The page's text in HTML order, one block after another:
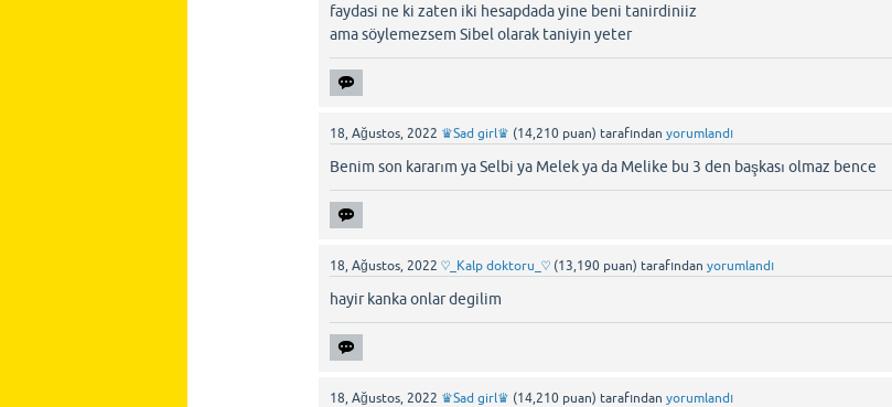
faydasi ne ki zaten iki hesapdada yine beni tanirdiniiz
ama söylemezsem Sibel olarak taniyin yeter
18, Ağustos, 2022 ♛Sad girl♛ (14,210 puan) tarafından yorumlandı
Benim son kararım ya Selbi ya Melek ya da Melike bu 3 den başkası olmaz bence
18, Ağustos, 2022 ♡_Kalp doktoru_♡ (13,190 puan) tarafından yorumlandı
hayir kanka onlar degilim
18, Ağustos, 2022 ♛Sad girl♛ (14,210 puan) tarafından yorumlandı